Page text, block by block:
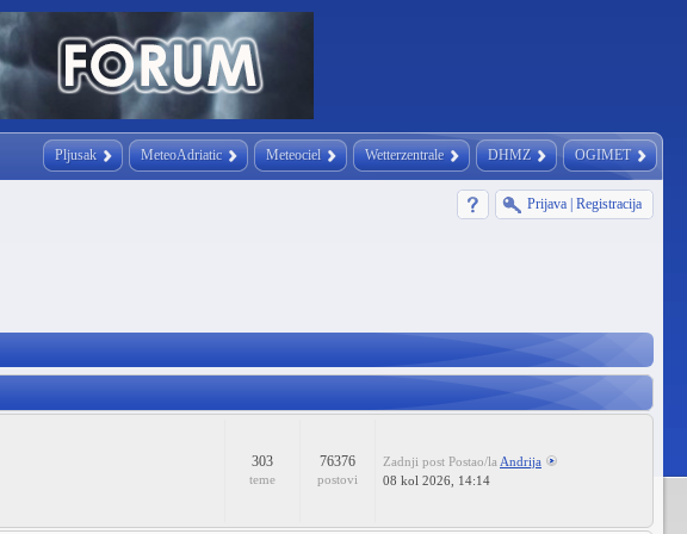
Pljusak MeteoAdriatic Meteociel Wetterzentrale DHMZ OGIMET
Prijava Registracija
303
teme
76376
postovi
Zadnji post Postao/la Andrija
08 kol 2026, 14:14